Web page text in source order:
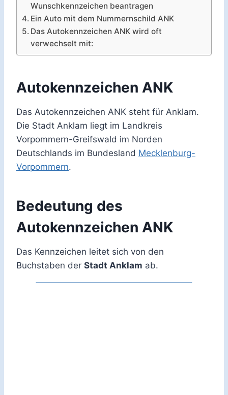
Wunschkennzeichen beantragen
Ein Auto mit dem Nummernschild ANK
Das Autokennzeichen ANK wird oft
verwechselt mit:
Autokennzeichen ANK
Das Autokennzeichen ANK steht für Anklam.
Die Stadt Anklam liegt im Landkreis
Vorpommern-Greifswald im Norden
Deutschlands im Bundesland Mecklenburg-
Vorpommern.
Bedeutung des
Autokennzeichen ANK
Das Kennzeichen leitet sich von den
Buchstaben der Stadt Anklam ab.